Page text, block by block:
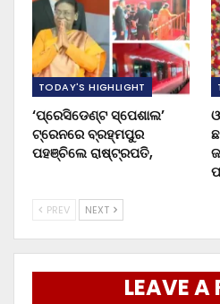
TODAY'S HIGHLIGHT
‘ପ୍ରେସିଡେଣ୍ଟ ସ୍ପେଶାଲ’
ଟ୍ରେନରେ ବ୍ରହ୍ମପୁର
ପହଞ୍ଚିଲେ ରାଷ୍ଟ୍ରପତି,
PREV NEXT
LEAVE A